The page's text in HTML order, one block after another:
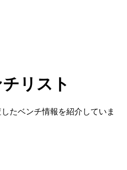
リスト
たベンチ情報を紹介していま